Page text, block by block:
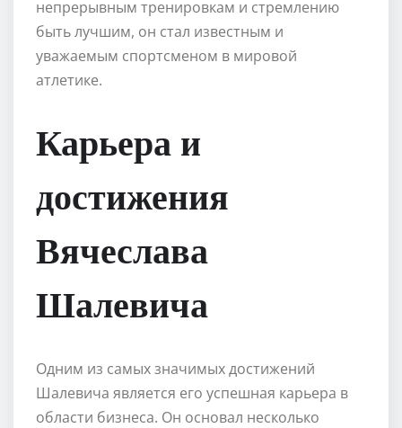
непрерывным тренировкам и стремлению
быть лучшим, он стал известным и
уважаемым спортсменом в мировой
атлетике.
Карьера и
достижения
Вячеслава
Шалевича
Одним из самых значимых достижений
Шалевича является его успешная карьера в
области бизнеса. Он основал несколько